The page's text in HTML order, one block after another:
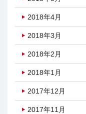
2018年4月
2018年3月
2018年2月
2018年1月
2017年12月
2017年11月